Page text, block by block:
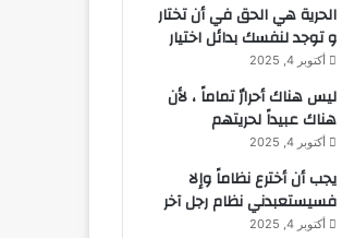
الحرية هي الحق في أن تختار
و توجد لنفسك بدائل اختيار
أكتوبر 4, 2025
ليس هناك أحرارٌ تماماً ، لأن
هناك عبيداً لحريتهم
أكتوبر 4, 2025
يجب أن أخترع نظاماً وإلا
فسيستعبدني نظام رجل آخر
أكتوبر 4, 2025